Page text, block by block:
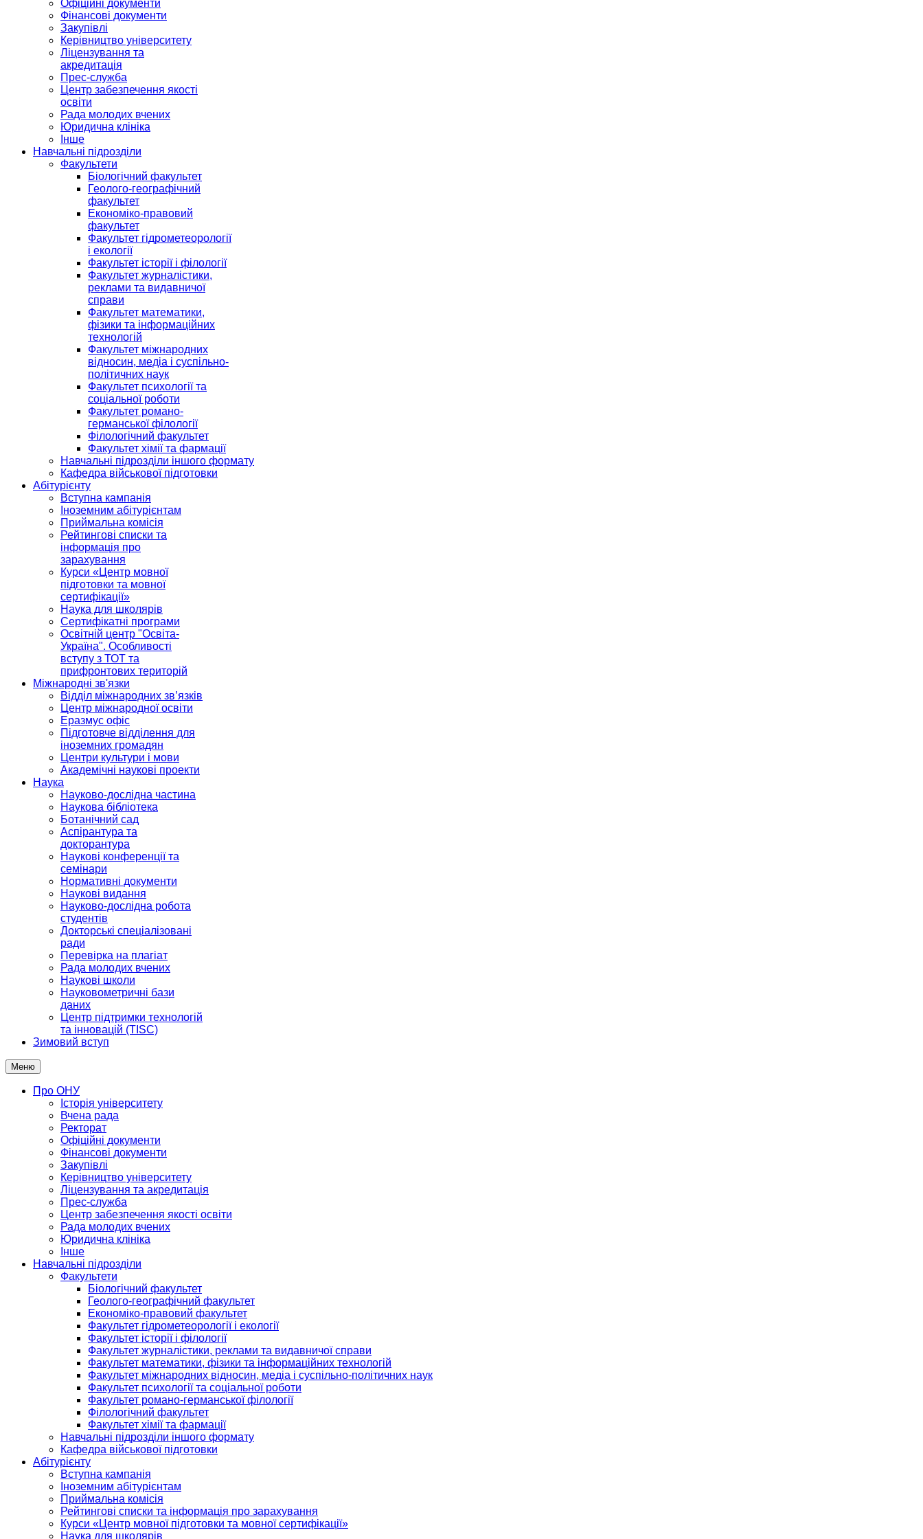
Офіційні документи
Фінансові документи
Закупівлі
Керівництво університету
Ліцензування та
акредитація
Прес-служба
Центр забезпечення якості
освіти
Рада молодих вчених
Юридична клініка
Інше
Навчальні підрозділи
Факультети
Біологічний факультет
Геолого-географічний
факультет
Економіко-правовий
факультет
Факультет гідрометеорології
і екології
Факультет історії і філології
Факультет журналістики,
реклами та видавничої
справи
Факультет математики,
фізики та інформаційних
технологій
Факультет міжнародних
відносин, медіа і суспільно-
політичних наук
Факультет психології та
соціальної роботи
Факультет романо-
германської філології
Філологічний факультет
Факультет хімії та фармації
Навчальні підрозділи іншого формату
Кафедра військової підготовки
Абітурієнту
Вступна кампанія
Іноземним абітурієнтам
Приймальна комісія
Рейтингові списки та
інформація про
зарахування
Курси «Центр мовної
підготовки та мовної
сертифікації»
Наука для школярів
Сертифікатні програми
Освітній центр "Освіта-
Україна". Особливості
вступу з ТОТ та
прифронтових територій
Міжнародні зв'язки
Відділ міжнародних зв’язків
Центр міжнародної освіти
Еразмус офіс
Підготовче відділення для
іноземних громадян
Центри культури і мови
Академічні наукові проекти
Наука
Науково-дослідна частина
Наукова бібліотека
Ботанічний сад
Аспірантура та
докторантура
Наукові конференції та
семінари
Нормативні документи
Наукові видання
Науково-дослідна робота
студентів
Докторські спеціалізовані
ради
Перевірка на плагіат
Рада молодих вчених
Наукові школи
Науковометричні бази
даних
Центр підтримки технологій
та інновацій (TISC)
Зимовий вступ
Меню
Про ОНУ
Історія університету
Вчена рада
Ректорат
Офіційні документи
Фінансові документи
Закупівлі
Керівництво університету
Ліцензування та акредитація
Прес-служба
Центр забезпечення якості освіти
Рада молодих вчених
Юридична клініка
Інше
Навчальні підрозділи
Факультети
Біологічний факультет
Геолого-географічний факультет
Економіко-правовий факультет
Факультет гідрометеорології і екології
Факультет історії і філології
Факультет журналістики, реклами та видавничої справи
Факультет математики, фізики та інформаційних технологій
Факультет міжнародних відносин, медіа і суспільно-політичних наук
Факультет психології та соціальної роботи
Факультет романо-германської філології
Філологічний факультет
Факультет хімії та фармації
Навчальні підрозділи іншого формату
Кафедра військової підготовки
Абітурієнту
Вступна кампанія
Іноземним абітурієнтам
Приймальна комісія
Рейтингові списки та інформація про зарахування
Курси «Центр мовної підготовки та мовної сертифікації»
Наука для школярів